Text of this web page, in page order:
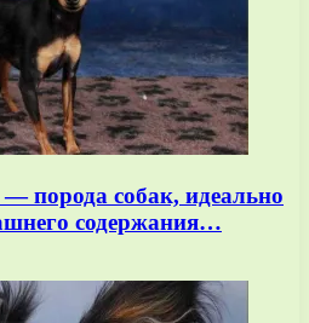
порода собак, идеально
содержания…